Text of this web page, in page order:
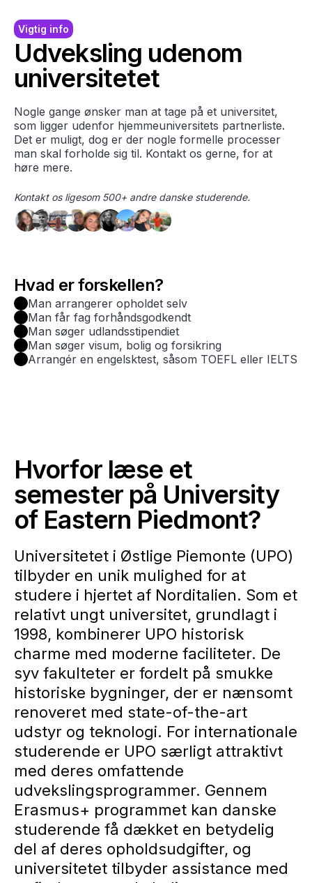
Vigtig info
Udveksling udenom
universitetet
Nogle gange ønsker man at tage på et universitet,
som ligger udenfor hjemmeuniversitets partnerliste.
Det er muligt, dog er der nogle formelle processer
man skal forholde sig til. Kontakt os gerne, for at
høre mere.
Kontakt os ligesom 500+ andre danske studerende.
Hvad er forskellen?
Man arrangerer opholdet selv
Man får fag forhåndsgodkendt
Man søger udlandsstipendiet
Man søger visum, bolig og forsikring
Arrangér en engelsktest, såsom TOEFL eller IELTS
Hvorfor læse et
semester på University
of Eastern Piedmont?
Universitetet i Østlige Piemonte (UPO)
tilbyder en unik mulighed for at
studere i hjertet af Norditalien. Som et
relativt ungt universitet, grundlagt i
1998, kombinerer UPO historisk
charme med moderne faciliteter. De
syv fakulteter er fordelt på smukke
historiske bygninger, der er nænsomt
renoveret med state-of-the-art
udstyr og teknologi. For internationale
studerende er UPO særligt attraktivt
med deres omfattende
udvekslingsprogrammer. Gennem
Erasmus+ programmet kan danske
studerende få dækket en betydelig
del af deres opholdsudgifter, og
universitetet tilbyder assistance med